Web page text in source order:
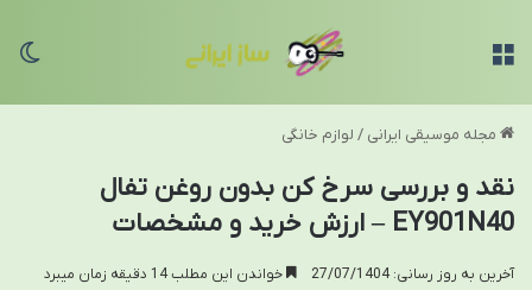
مجله موسیقی ایرانی / لوازم خانگی
نقد و بررسی سرخ کن بدون روغن تفال
EY901N40 – ارزش خرید و مشخصات
آخرین به روز رسانی: 27/07/1404 خواندن این مطلب 14 دقیقه زمان میبرد